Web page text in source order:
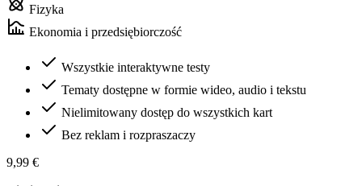
Fizyka
Ekonomia i przedsiębiorczość
Wszystkie interaktywne testy
Tematy dostępne w formie wideo, audio i tekstu
Nielimitowany dostęp do wszystkich kart
Bez reklam i rozpraszaczy
9,99 €